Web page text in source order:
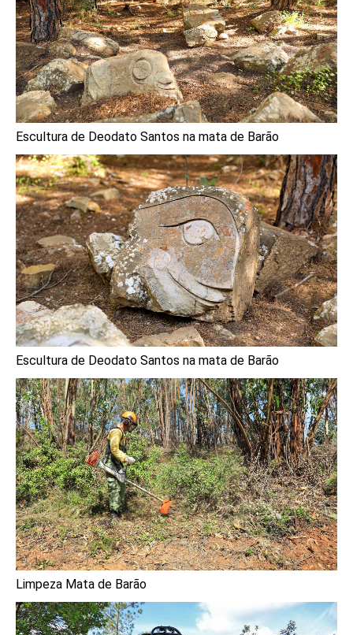
Escultura de Deodato Santos na mata de Barão
Escultura de Deodato Santos na mata de Barão
Limpeza Mata de Barão